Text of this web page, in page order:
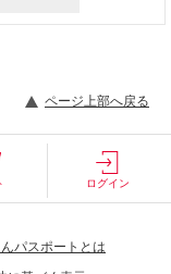
ページ上部へ戻る
ログイン
パスポートとは